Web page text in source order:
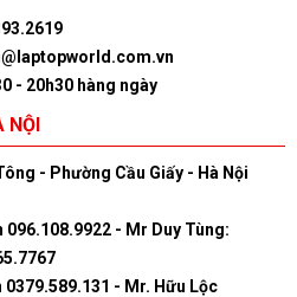
- 20h30 hàng ngày
NỘI
- Phường Cầu Giấy - Hà Nội
096.108.9922 - Mr Duy Tùng:
0379.589.131 - Mr. Hữu Lộc